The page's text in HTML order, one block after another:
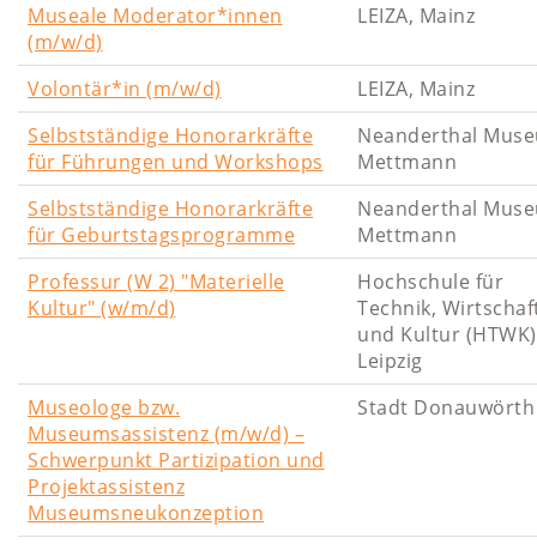
Museale Moderator*innen
(m/w/d)
LEIZA, Mainz
Volontär*in (m/w/d)
LEIZA, Mainz
Selbstständige Honorarkräfte
für Führungen und Workshops
Neanderthal
Mettmann
Selbstständige Honorarkräfte
für Geburtstagsprogramme
Neanderthal
Mettmann
Professur (W 2) "Materielle
Kultur" (w/m/d)
Hochschule für
Technik,
und Kultur (HTWK)
Leipzig
Museologe bzw.
Museumsassistenz (m/w/d) –
Schwerpunkt Partizipation und
Projektassistenz
Museumsneukonzeption
Stadt Donauwörth